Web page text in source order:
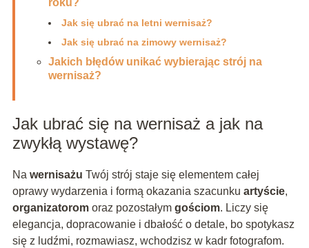
roku?
Jak się ubrać na letni wernisaż?
Jak się ubrać na zimowy wernisaż?
Jakich błędów unikać wybierając strój na
wernisaż?
Jak ubrać się na wernisaż a jak na
zwykłą wystawę?
Na wernisażu Twój strój staje się elementem całej
oprawy wydarzenia i formą okazania szacunku artyście,
organizatoromoraz pozostałym gościom. Liczy się
elegancja, dopracowanie i dbałość o detale, bo spotykasz
się z ludźmi, rozmawiasz, wchodzisz w kadr fotografom.